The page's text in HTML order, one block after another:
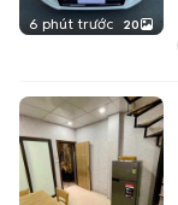
6 phút trước 20